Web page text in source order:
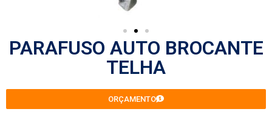
PARAFUSO AUTO BROCANTE
TELHA
ORÇAMENTO